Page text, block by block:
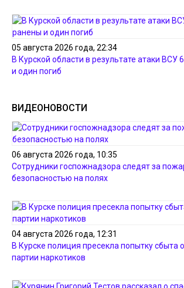
05 августа 2026 года, 22:34
В Курской области в результате атаки ВСУ
и один погиб
ВИДЕОНОВОСТИ
06 августа 2026 года, 10:35
Сотрудники госпожнадзора следят за
безопасностью на полях
04 августа 2026 года, 12:31
В Курске полиция пресекла попытку сбыта
партии наркотиков